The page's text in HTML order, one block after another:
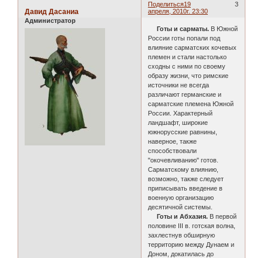
Поделиться 3
19
апреля, 2010г. 23:30
Давид Дасаниа
Администратор
Готы и сарматы. В Южной
России готы попали под
влияние сарматских кочевых
племен и стали настолько
сходны с ними по своему
образу жизни, что римские
источники не всегда
различают германские и
сарматские племена Южной
России. Характерный
ландшафт, широкие
южнорусские равнины,
наверное, также
способствовали
"окочевливанию" готов.
Сарматскому влиянию,
возможно, также следует
приписывать введение в
военную организацию
десятичной системы.
Готы и Абхазия. В первой
половине III в. готская волна,
захлестнув обширную
территорию между Дунаем и
Доном, докатилась до